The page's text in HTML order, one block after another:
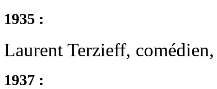
1935 :
Laurent Terzieff,
1937 :